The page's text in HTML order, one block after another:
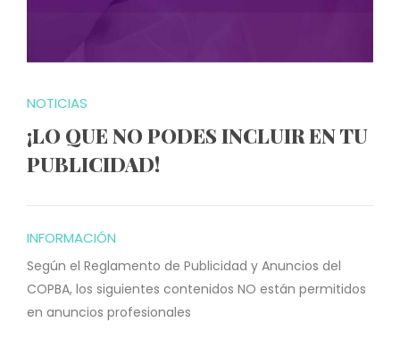
NOTICIAS
¡LO QUE NO PODES INCLUIR EN TU
PUBLICIDAD!
INFORMACIÓN
Según el Reglamento de Publicidad y Anuncios del
COPBA, los siguientes contenidos NO están permitidos
en anuncios profesionales